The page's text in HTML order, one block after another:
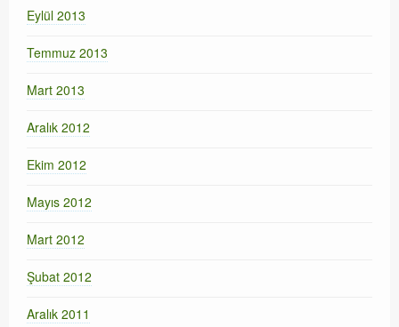
Eylül 2013
Temmuz 2013
Mart 2013
Aralık 2012
Ekim 2012
Mayıs 2012
Mart 2012
Şubat 2012
Aralık 2011